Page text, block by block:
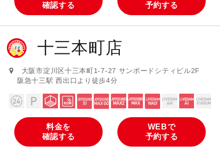
確認する
予約する
十三本町店
大阪市淀川区十三本町1-7-27 サンポードシティビル2F
阪急十三駅 西出口より徒歩4分
料金を
確認する
WEBで
予約する